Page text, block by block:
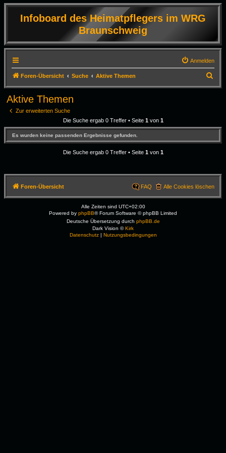
Infoboard des Heimatpflegers im WRG
Braunschweig
Anmelden
Foren-Übersicht Suche Aktive Themen
u
Aktive Themen
Zur erweiterten Suche
Die Suche ergab 0 Treffer • Seite 1von 1
Es wurden keine passenden Ergebnisse gefunden.
Die Suche ergab 0 Treffer • Seite 1von 1
Foren-Übersicht Alle Cookies löschen
FAQ
Alle Zeiten sind UTC+02:00
Powered by phpBB® Forum Software © phpBB Limited
Deutsche Übersetzung durch phpBB.de
Dark Vision ©Kirk
Datenschutz| Nutzungsbedingungen